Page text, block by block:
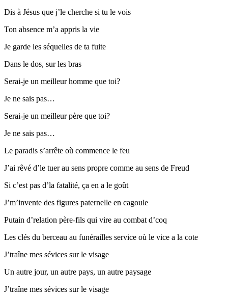
Dis à Jésus que j’le cherche si tu le vois
Ton absence m’a appris la vie
Je garde les séquelles de ta fuite
Dans le dos, sur les bras
Serai-je un meilleur homme que toi?
Je ne sais pas…
Serai-je un meilleur père que toi?
Je ne sais pas…
Le paradis s’arrête où commence le feu
J’ai rêvé d’le tuer au sens propre comme au sens de Freud
Si c’est pas d’la fatalité, ça en a le goût
J’m’invente des figures paternelle en cagoule
Putain d’relation père-fils qui vire au combat d’coq
Les clés du berceau au funérailles service où le vice a la cote
J’traîne mes sévices sur le visage
Un autre jour, un autre pays, un autre paysage
J’traîne mes sévices sur le visage